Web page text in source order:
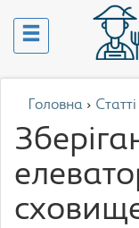
Головна › Статті